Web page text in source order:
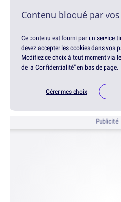
Contenu bloqué par
Ce contenu est fourni par un service
devez accepter les cookies dans vos
Modifiez ce choix à tout moment via
de la Confidentialité" en bas de page.
Gérer mes choix
Publicité